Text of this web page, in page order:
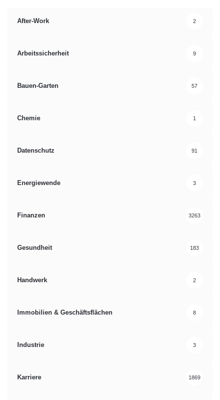
After-Work 2
Arbeitssicherheit 9
Bauen-Garten 57
Chemie 1
Datenschutz 91
Energiewende 3
Finanzen 3263
Gesundheit 183
Handwerk 2
Immobilien & Geschäftsflächen 8
Industrie 3
Karriere 1869